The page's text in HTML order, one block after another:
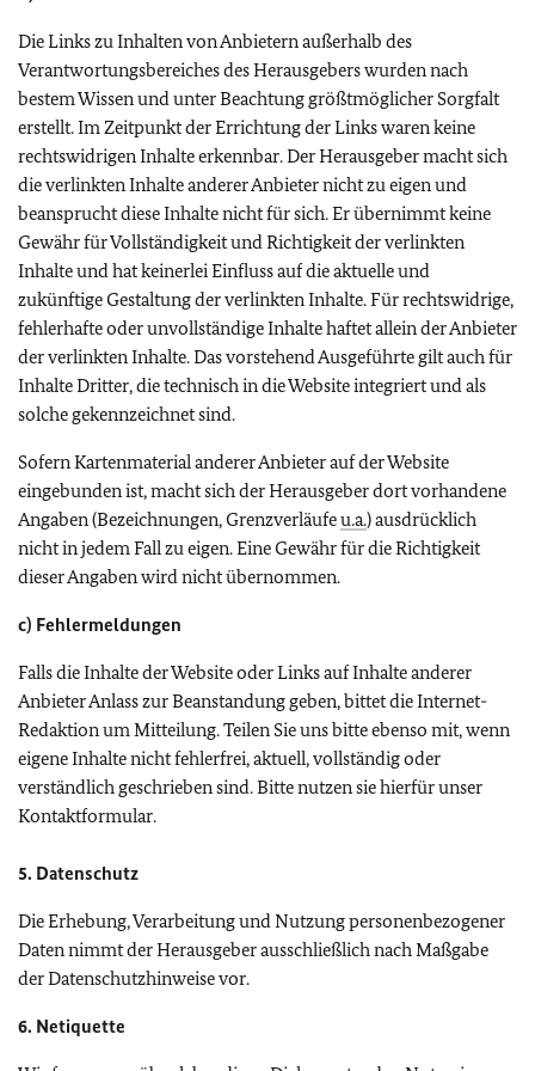
Die Links zu Inhalten von Anbietern außerhalb des
Verantwortungsbereiches des Herausgebers wurden nach
bestem Wissen und unter Beachtung größtmöglicher Sorgfalt
erstellt. Im Zeitpunkt der Errichtung der Links waren keine
rechtswidrigen Inhalte erkennbar. Der Herausgeber macht sich
die verlinkten Inhalte anderer Anbieter nicht zu eigen und
beansprucht diese Inhalte nicht für sich. Er übernimmt keine
Gewähr für Vollständigkeit und Richtigkeit der verlinkten
Inhalte und hat keinerlei Einfluss auf die aktuelle und
zukünftige Gestaltung der verlinkten Inhalte. Für rechtswidrige,
fehlerhafte oder unvollständige Inhalte haftet allein der Anbieter
der verlinkten Inhalte. Das vorstehend Ausgeführte gilt auch für
Inhalte Dritter, die technisch in die Website integriert und als
solche gekennzeichnet sind.
Sofern Kartenmaterial anderer Anbieter auf der Website
eingebunden ist, macht sich der Herausgeber dort vorhandene
Angaben (Bezeichnungen, Grenzverläufeu.a.) ausdrücklich
nicht in jedem Fall zu eigen. Eine Gewähr für die Richtigkeit
dieser Angaben wird nicht übernommen.
c) Fehlermeldungen
Falls die Inhalte der Website oder Links auf Inhalte anderer
Anbieter Anlass zur Beanstandung geben, bittet die Internet-
Redaktion um Mitteilung. Teilen Sie uns bitte ebenso mit, wenn
eigene Inhalte nicht fehlerfrei, aktuell, vollständig oder
verständlich geschrieben sind. Bitte nutzen sie hierfür unser
Kontaktformular.
5. Datenschutz
Die Erhebung, Verarbeitung und Nutzung personenbezogener
Daten nimmt der Herausgeber ausschließlich nach Maßgabe
der Datenschutzhinweise vor.
6. Netiquette